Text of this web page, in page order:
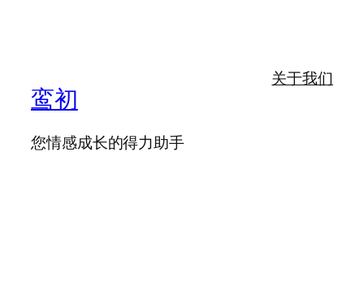
鸾初
您情感成长的得力助手
关于我们